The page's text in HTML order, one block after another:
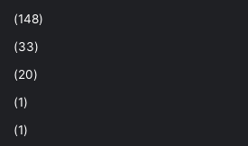
(148)
(33)
(20)
(1)
(1)